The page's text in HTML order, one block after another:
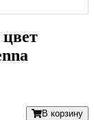
В корзину